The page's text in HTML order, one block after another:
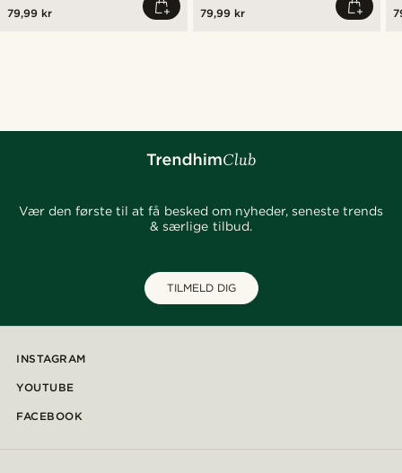
79,99 kr 79,99 kr
Vær den første til at få besked om nyheder, seneste trends
& særlige tilbud.
TILMELD DIG
INSTAGRAM
YOUTUBE
FACEBOOK